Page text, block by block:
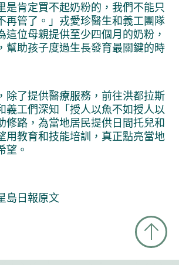
是肯定買不起奶粉的，我們不能只
再管了。」戎愛珍醫生和義工團隊
這位母親提供至少四個月的奶粉，
幫助孩子度過生長發育最關鍵的時
除了提供醫療服務，前往洪都拉斯
義工們深知「授人以魚不如授人以
修路，為當地居民提供日間托兒和
用教育和技能培訓，真正點亮當地
望。
島日報原文